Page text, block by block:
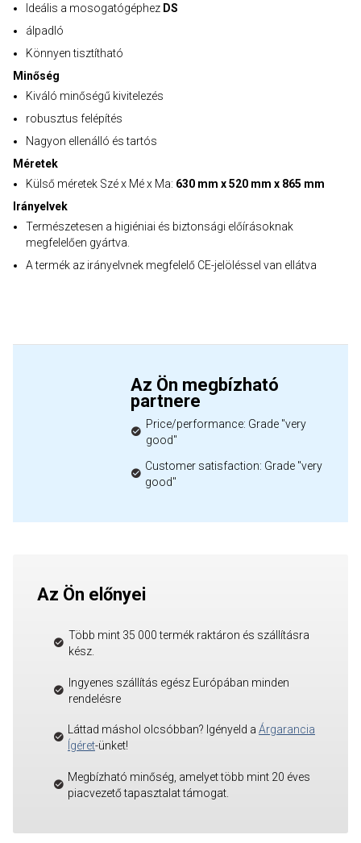
Ideális a mosogatógéphez DS
álpadló
Könnyen tisztítható
Minőség
Kiváló minőségű kivitelezés
robusztus felépítés
Nagyon ellenálló és tartós
Méretek
Külső méretek Szé x Mé x Ma: 630 mm x 520 mm x 865 mm
Irányelvek
Természetesen a higiéniai és biztonsági előírásoknak
megfelelően gyártva.
A termék az irányelvnek megfelelő CE-jelöléssel van ellátva
Az Ön megbízható
partnere
Price/performance: Grade "very
good"
Customer satisfaction: Grade "very
good"
Az Ön előnyei
Több mint 35 000 termék raktáron és szállításra
kész.
Ingyenes szállítás egész Európában minden
rendelésre
Láttad máshol olcsóbban? Igényeld a Árgarancia
Ígéret-ünket!
Megbízható minőség, amelyet több mint 20 éves
piacvezető tapasztalat támogat.